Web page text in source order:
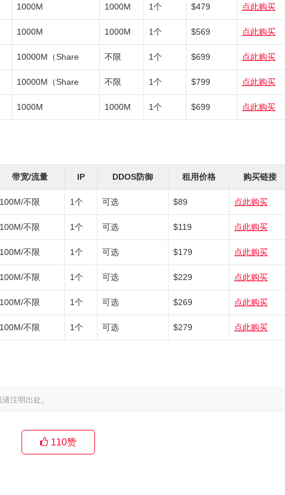
1000M 1000M 1个 $479 点此购买
1000M 1000M 1个 $569 点此购买
10000M（Share 不限 1个 $699 点此购买
10000M（Share 不限 1个 $799 点此购买
1000M 1000M 1个 $699 点此购买
带宽/流量 IP DDOS防御 租用价格 购买链接
100M/不限 1个 可选 $89 点此购买
100M/不限 1个 可选 $119 点此购买
100M/不限 1个 可选 $179 点此购买
100M/不限 1个 可选 $229 点此购买
100M/不限 1个 可选 $269 点此购买
100M/不限 1个 可选 $279 点此购买
注明出处。
110赞